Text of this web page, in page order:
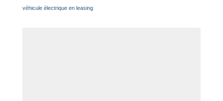
véhicule électrique en leasing